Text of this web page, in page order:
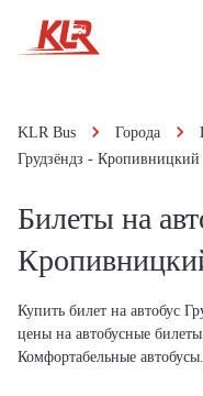
KLR Bus Города
Грудзёндз - Кропивницкий
Билеты на
Купить билет на автобус
цены на автобусные
Комфортабельные